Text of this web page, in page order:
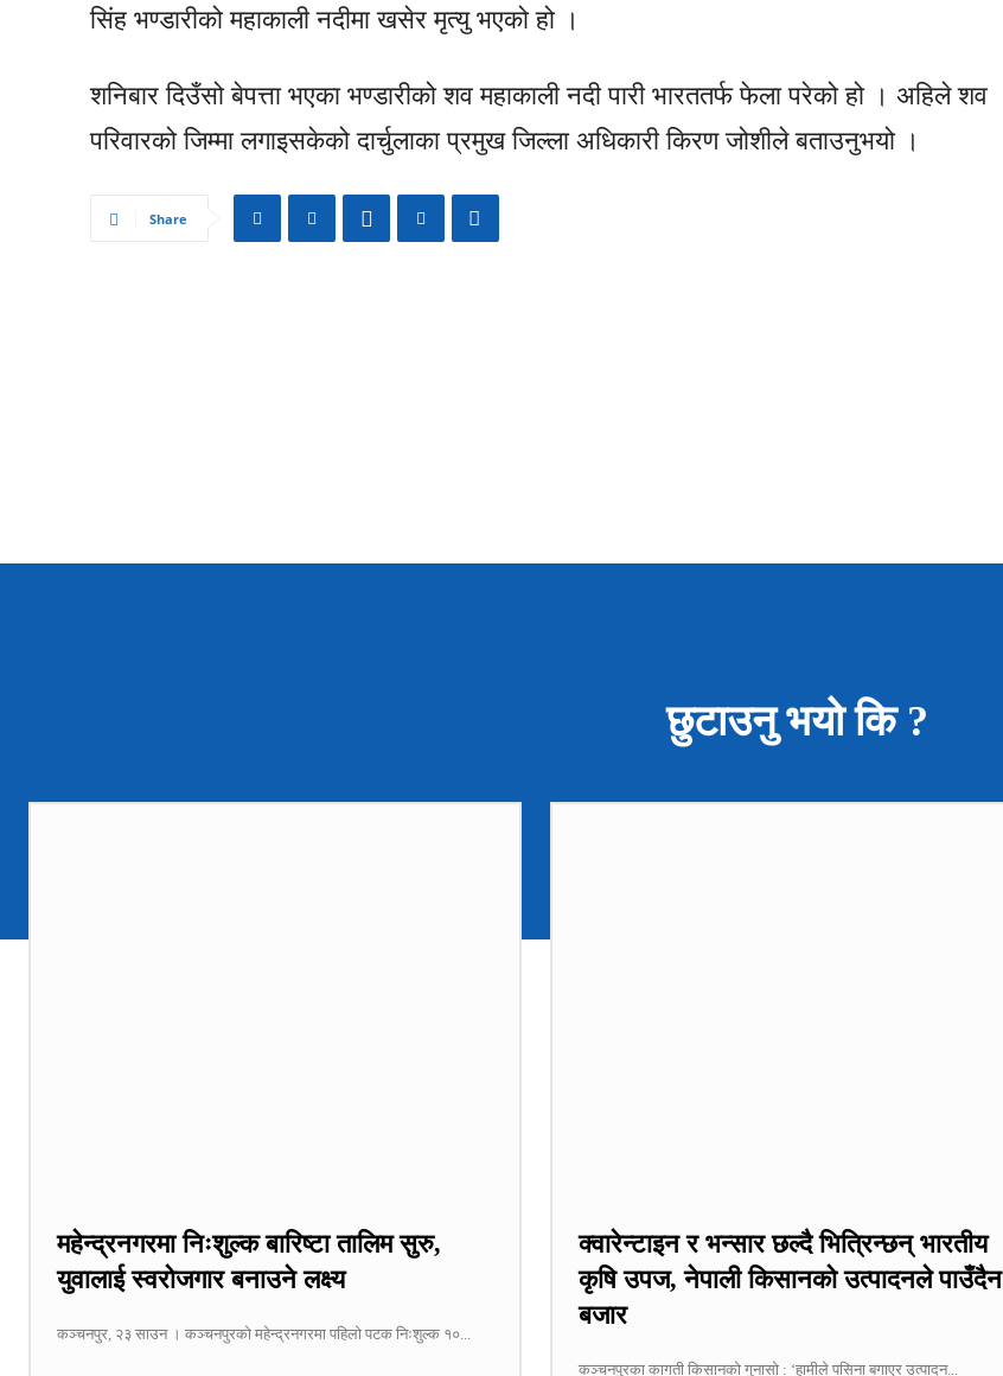
सिंह भण्डारीको महाकाली नदीमा खसेर मृत्यु भएको हो ।
शनिबार दिउँसो बेपत्ता भएका भण्डारीको शव महाकाली नदी पारी भारततर्फ फेला परेको हो । अहिले शव
परिवारको जिम्मा लगाइसकेको दार्चुलाका प्रमुख जिल्ला अधिकारी किरण जोशीले बताउनुभयो ।
Share
छुटाउनु भयो कि ?
महेन्द्रनगरमा निःशुल्क बारिष्टा तालिम सुरु,
युवालाई स्वरोजगार बनाउने लक्ष्य
कञ्चनपुर, २३ साउन । कञ्चनपुरको महेन्द्रनगरमा पहिलो पटक निःशुल्क १०...
क्वारेन्टाइन र भन्सार छल्दै भित्रिन्छन् भारतीय
कृषि उपज, नेपाली किसानको उत्पादनले पाउँदैन
बजार
कञ्चनपुरका कागती किसानको गुनासो : ‘हामीले पसिना बगाएर उत्पादन...